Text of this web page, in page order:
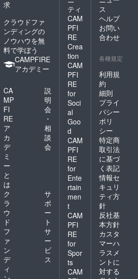
のメー
ルをお
送りさ
せて頂
きま
定して
おりま
すが、
工場の
生産状
前後す
がござ
いま
す。何
卒ご了
承くだ
さい。
ご支援
いただ
いた方
には別
途お礼
のメー
ルをお
送りさ
せて頂
きま
す。
望の場
合は別
途送料
を頂戴
いたし
ます。
域に
はお届
けでき
ない場
合がご
ざいま
す） ※
お届け
予定日
は2019
年6月~7
月を予
定して
おりま
すが、
工場の
生産状
況によ
り多少
前後す
る場合
がござ
いま
す。何
卒ご了
承くだ
さい。
ズによ
り怪我
を追わ
れたと
しても
一切の
負いか
す。 ※
国内の
場合、
送料は
無料で
お送り
致しま
す。海
外への
お届け
をご希
望の場
合は別
途送料
を頂戴
いたし
ます。
(国や地
域に
よって
はお届
けでき
ない場
合がご
ざいま
す） ※
付けま
す。 ※
ユニオ
ンスペ
シャル
での裾
ご希望
は、別
途ご相
談下さ
い。 そ
の際は
往復の
送料を
ご負担
頂きま
す。 ※
万が
一、本
ジーン
ズによ
り怪我
を追わ
れたと
しても
一切の
責任を
負いか
ねま
す。 ※
国内の
場合、
送料は
求
クラウドファ
ンディングの
ノウハウを無
料で学ぼう
CAMPFIRE
アカデミー
CA
MP
FI
RE
ア
カ
デ
ミ
ー
と
は
説
明
会
・
相
談
会
ク
ラ
ウ
ド
フ
ァ
ン
デ
ィ
サ
ポ
ー
ト
サ
ー
ビ
ス
ティ
CAM
PFI
RE
Crea
tion
CAM
PFI
RE
for
Soci
al
Goo
d
CAM
PFI
RE
for
Ente
rtain
men
t
CAM
PFI
RE
for
Spor
ts
CAM
ス
ヘルプ
お問い
合わせ
各種規定
利用規
約
細則
プライ
バシー
ポリ
シー
特定商
取引法
に基づ
く表記
情報セ
キュリ
ティ方
針
反社基
本方針
カスタ
マーハ
ラスメ
ントに
対する